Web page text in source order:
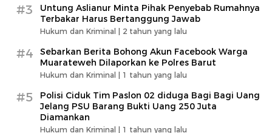
#3
Untung Aslianur Minta Pihak Penyebab Rumahnya
Terbakar Harus Bertanggung Jawab
Hukum dan Kriminal | 2 tahun yang lalu
#4
Sebarkan Berita Bohong Akun Facebook Warga
Muarateweh Dilaporkan ke Polres Barut
Hukum dan Kriminal | 1 tahun yang lalu
#5
Polisi Ciduk Tim Paslon 02 diduga Bagi Bagi Uang
Jelang PSU Barang Bukti Uang 250 Juta
Diamankan
Hukum dan Kriminal | 1 tahun yang lalu